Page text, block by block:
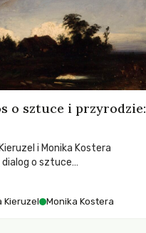
o sztuce i przyrodzie:
i Monika Kostera
o sztuce
odczuwanie przestrzeni oraz
Kieruzel Monika Kostera